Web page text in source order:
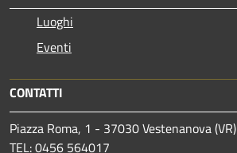
Luoghi
Eventi
CONTATTI
Piazza Roma, 1 - 37030 Vestenanova (VR)
TEL: 0456 564017